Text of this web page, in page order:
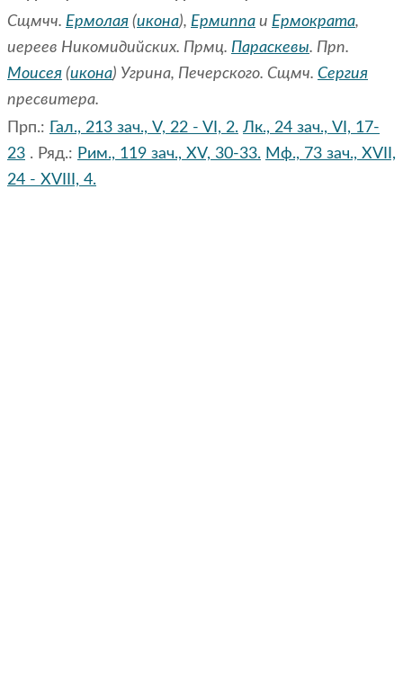
Сщмчч. Ермолая (икона), Ермиппа и Ермократа,
иереев Никомидийских. Прмц. Параскевы. Прп.
Моисея (икона) Угрина, Печерского. Сщмч. Сергия
пресвитера.
Прп.: Гал., 213 зач., V, 22 - VI, 2. Лк., 24 зач., VI, 17-
23 . Ряд.: Рим., 119 зач., XV, 30-33. Мф., 73 зач., XVII,
24 - XVIII, 4.